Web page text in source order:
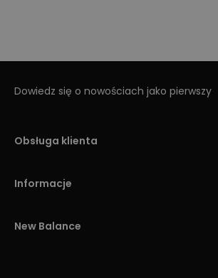
Dowiedz się o nowościach jako pierwszy
Obsługa klienta
Informacje
New Balance